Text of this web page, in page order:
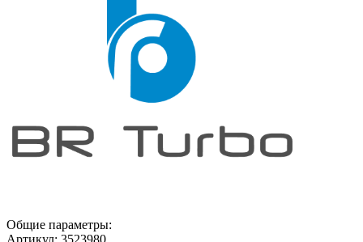
Общие параметры:
Артикул: 3523980